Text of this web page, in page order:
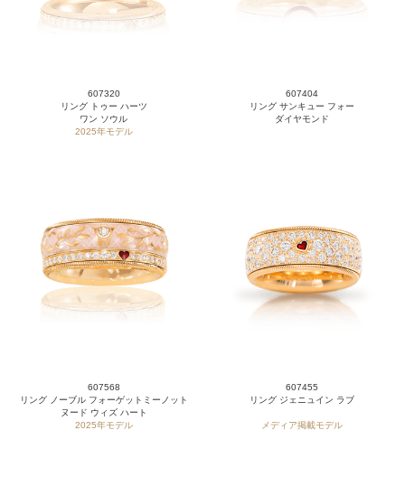
607320
リング トゥー ハーツ
ワン ソウル
2025年モデル
607404
リング サンキュー フォー
ダイヤモンド
607568
リング ノーブル フォーゲットミーノット
ヌード ウィズ ハート
2025年モデル
607455
リング ジェニュイン ラブ
メディア掲載モデル